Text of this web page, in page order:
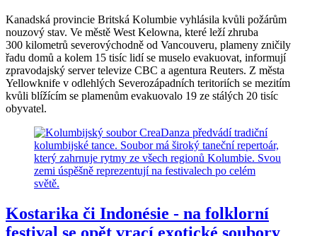
Kanadská provincie Britská Kolumbie vyhlásila kvůli požárům
nouzový stav. Ve městě West Kelowna, které leží zhruba
300 kilometrů severovýchodně od Vancouveru, plameny zničily
řadu domů a kolem 15 tisíc lidí se muselo evakuovat, informují
zpravodajský server televize CBC a agentura Reuters. Z města
Yellowknife v odlehlých Severozápadních teritoriích se mezitím
kvůli blížícím se plamenům evakuovalo 19 ze stálých 20 tisíc
obyvatel.
Kostarika či Indonésie - na folklorní